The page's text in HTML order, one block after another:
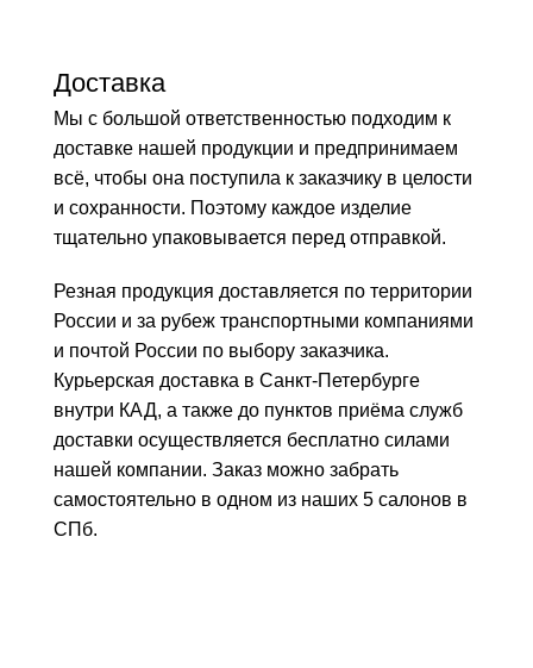
Доставка
Мы с большой ответственностью подходим к
доставке нашей продукции и предпринимаем
всё, чтобы она поступила к заказчику в целости
и сохранности. Поэтому каждое изделие
тщательно упаковывается перед отправкой.
Резная продукция доставляется по территории
России и за рубеж транспортными компаниями
и почтой России по выбору заказчика.
Курьерская доставка в Санкт-Петербурге
внутри КАД, а также до пунктов приёма служб
доставки осуществляется бесплатно силами
нашей компании. Заказ можно забрать
самостоятельно в одном из наших 5 салонов в
СПб.